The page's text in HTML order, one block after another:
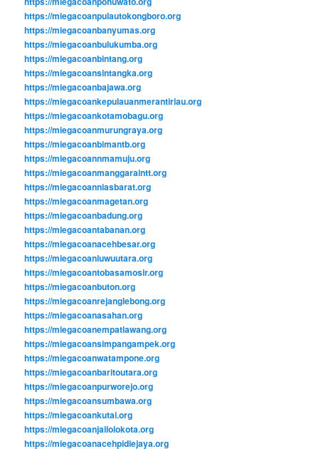
https://miegacoanpulautokongboro.org
https://miegacoanbanyumas.org
https://miegacoanbulukumba.org
https://miegacoanbintang.org
https://miegacoansintangka.org
https://miegacoanbajawa.org
https://miegacoankepulauanmerantiriau.org
https://miegacoankotamobagu.org
https://miegacoanmurungraya.org
https://miegacoanbimantb.org
https://miegacoannmamuju.org
https://miegacoanmanggaraintt.org
https://miegacoanniasbarat.org
https://miegacoanmagetan.org
https://miegacoanbadung.org
https://miegacoantabanan.org
https://miegacoanacehbesar.org
https://miegacoanluwuutara.org
https://miegacoantobasamosir.org
https://miegacoanbuton.org
https://miegacoanrejanglebong.org
https://miegacoanasahan.org
https://miegacoanempatlawang.org
https://miegacoansimpangampek.org
https://miegacoanwatampone.org
https://miegacoanbaritoutara.org
https://miegacoanpurworejo.org
https://miegacoansumbawa.org
https://miegacoankutai.org
https://miegacoanjailolokota.org
https://miegacoanacehpidiejaya.org